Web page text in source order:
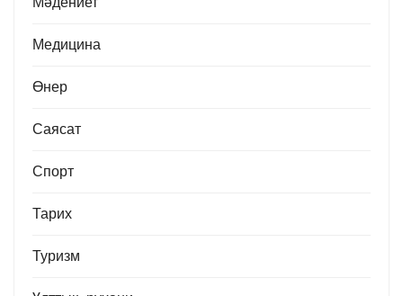
Медицина
Өнер
Саясат
Спорт
Тарих
Туризм